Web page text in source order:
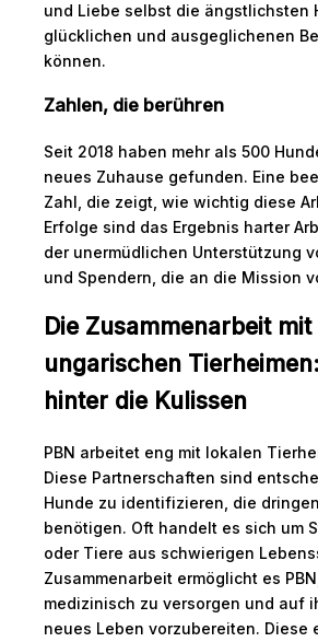
und Liebe selbst die ängstlichsten
glücklichen und ausgeglichenen
können.
Zahlen, die berühren
Seit 2018 haben mehr als 500
neues Zuhause gefunden. Eine
Zahl, die zeigt, wie wichtig diese
Erfolge sind das Ergebnis harter
der unermüdlichen Unterstützung
und Spendern, die an die Mission
Die Zusammenarbeit mit
ungarischen
hinter die Kulissen
PBN arbeitet eng mit lokalen
Diese Partnerschaften sind
Hunde zu identifizieren, die
benötigen. Oft handelt es sich um
oder Tiere aus schwierigen
Zusammenarbeit ermöglicht es
medizinisch zu versorgen und auf
neues Leben vorzubereiten. Diese